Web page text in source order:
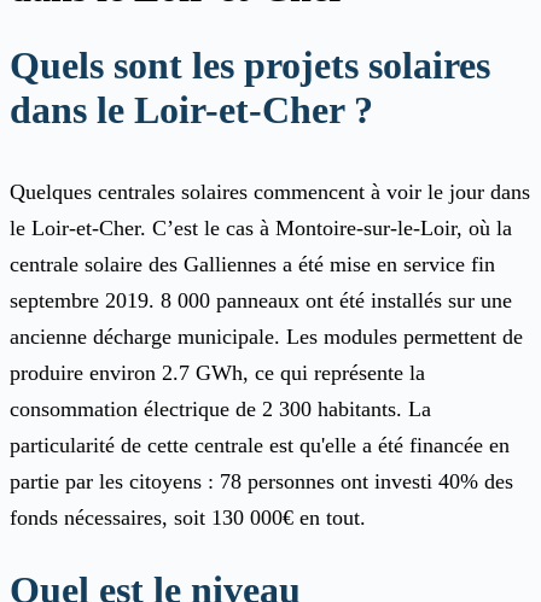
Quels sont les projets solaires
dans le Loir-et-Cher ?
Quelques centrales solaires commencent à voir le jour dans
le Loir-et-Cher. C’est le cas à Montoire-sur-le-Loir, où la
centrale solaire des Galliennes a été mise en service fin
septembre 2019. 8 000 panneaux ont été installés sur une
ancienne décharge municipale. Les modules permettent de
produire environ 2.7 GWh, ce qui représente la
consommation électrique de 2 300 habitants. La
particularité de cette centrale est qu'elle a été financée en
partie par les citoyens : 78 personnes ont investi 40% des
fonds nécessaires, soit 130 000€ en tout.
Quel est le niveau